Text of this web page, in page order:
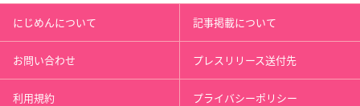
にじめんについて 記事掲載について
お問い合わせ プレスリリース送付先
利用規約 プライバシーポリシー